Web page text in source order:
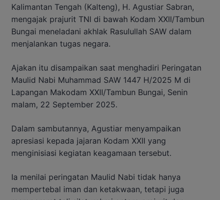
Kalimantan Tengah (Kalteng), H. Agustiar Sabran,
mengajak prajurit TNI di bawah Kodam XXII/Tambun
Bungai meneladani akhlak Rasulullah SAW dalam
menjalankan tugas negara.
Ajakan itu disampaikan saat menghadiri Peringatan
Maulid Nabi Muhammad SAW 1447 H/2025 M di
Lapangan Makodam XXII/Tambun Bungai, Senin
malam, 22 September 2025.
Dalam sambutannya, Agustiar menyampaikan
apresiasi kepada jajaran Kodam XXII yang
menginisiasi kegiatan keagamaan tersebut.
Ia menilai peringatan Maulid Nabi tidak hanya
mempertebal iman dan ketakwaan, tetapi juga